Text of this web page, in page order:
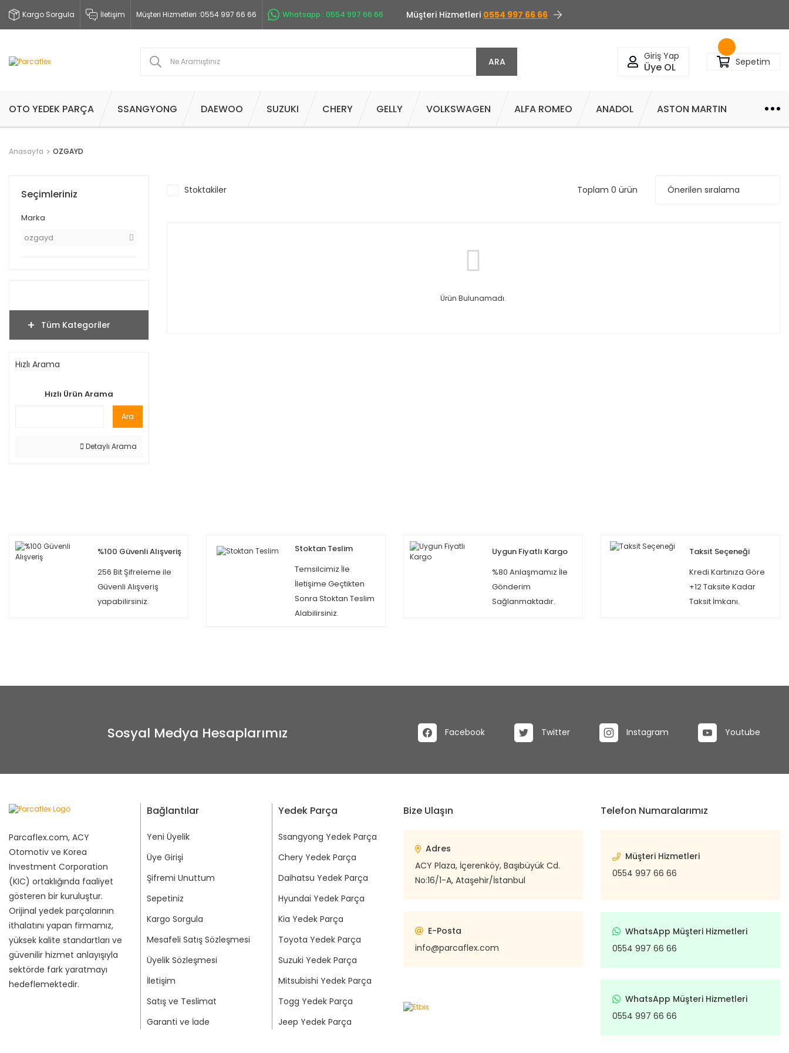
Kargo Sorgula İletişim Müşteri Hizmetleri :0554 997 66 66 Whatsapp : 0554 997 66 66 Müşteri Hizmetleri 0554 997 66 66
ARA Giriş Yap
Üye OL Sepetim
OTO YEDEK PARÇA SSANGYONG DAEWOO SUZUKI CHERY GELLY VOLKSWAGEN ALFA ROMEO ANADOL ASTON MARTIN
Anasayfa OZGAYD
Seçimleriniz
Marka
ozgayd
Tüm Kategoriler
Hızlı Arama
Hızlı Ürün Arama
Ara
Detaylı Arama
Stoktakiler Toplam 0 ürün
Ürün Bulunamadı.
%100 Güvenli Alışveriş
256 Bit Şifreleme ile
Güvenli Alışveriş
yapabilirsiniz.
Stoktan Teslim
Temsilcimiz İle
İletişime Geçtikten
Sonra Stoktan Teslim
Alabilirsiniz.
Uygun Fiyatlı Kargo
%80 Anlaşmamız İle
Gönderim
Sağlanmaktadır.
Taksit Seçeneği
Kredi Kartınıza Göre
+12 Taksite Kadar
Taksit İmkanı.
Sosyal Medya Hesaplarımız Facebook Twitter Instagram Youtube
Parcaflex.com, ACY
Otomotiv ve Korea
Investment Corporation
(KIC) ortaklığında faaliyet
gösteren bir kuruluştur.
Orijinal yedek parçalarının
ithalatını yapan firmamız,
yüksek kalite standartları ve
güvenilir hizmet anlayışıyla
sektörde fark yaratmayı
hedeflemektedir.
Bağlantılar
Yeni Üyelik
Üye Girişi
Şifremi Unuttum
Sepetiniz
Kargo Sorgula
Mesafeli Satış Sözleşmesi
Üyelik Sözleşmesi
İletişim
Satış ve Teslimat
Garanti ve İade
Yedek Parça
Ssangyong Yedek Parça
Chery Yedek Parça
Daihatsu Yedek Parça
Hyundai Yedek Parça
Kia Yedek Parça
Toyota Yedek Parça
Suzuki Yedek Parça
Mitsubishi Yedek Parça
Togg Yedek Parça
Jeep Yedek Parça
Bize Ulaşın
Adres
ACY Plaza, İçerenköy, Başıbüyük Cd.
No:16/1-A, Ataşehir/İstanbul
E-Posta
info@parcaflex.com
Telefon Numaralarımız
Müşteri Hizmetleri
0554 997 66 66
WhatsApp Müşteri Hizmetleri
0554 997 66 66
WhatsApp Müşteri Hizmetleri
0554 997 66 66